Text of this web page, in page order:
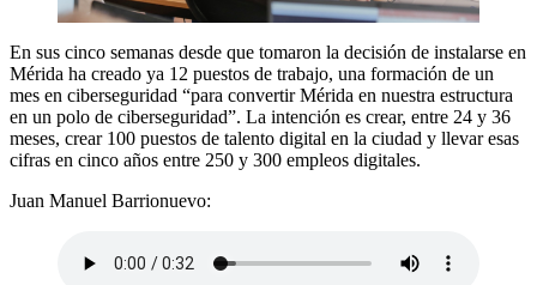
En sus cinco semanas desde que tomaron la decisión de instalarse en
Mérida ha creado ya 12 puestos de trabajo, una formación de un
mes en ciberseguridad “para convertir Mérida en nuestra estructura
en un polo de ciberseguridad”. La intención es crear, entre 24 y 36
meses, crear 100 puestos de talento digital en la ciudad y llevar esas
cifras en cinco años entre 250 y 300 empleos digitales.
Juan Manuel Barrionuevo: